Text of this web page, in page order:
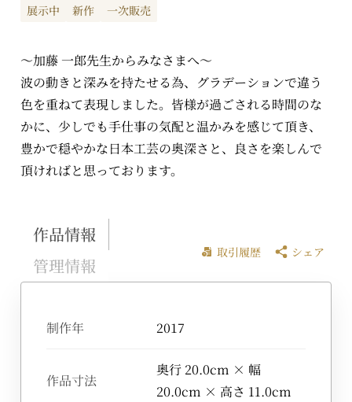
展示中 新作 一次販売
～加藤 一郎先生からみなさまへ～
波の動きと深みを持たせる為、グラデーションで違う
色を重ねて表現しました。皆様が過ごされる時間のな
かに、少しでも手仕事の気配と温かみを感じて頂き、
豊かで穏やかな日本工芸の奥深さと、良さを楽しんで
頂ければと思っております。
作品情報
管理情報
取引履歴 シェア
制作年 2017
作品寸法
奥行 20.0cm × 幅
20.0cm × 高さ 11.0cm